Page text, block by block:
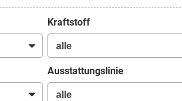
Kraftstoff
Ausstattungslinie